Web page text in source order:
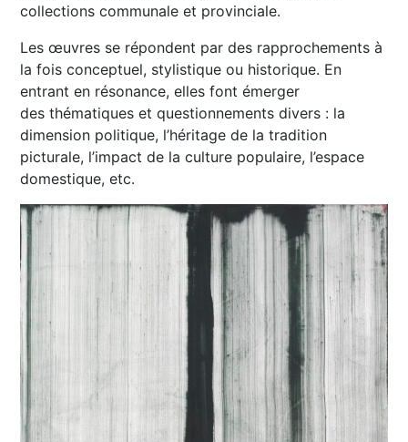
collections communale et provinciale.
Les œuvres se répondent par des rapprochements à
la fois conceptuel, stylistique ou historique. En
entrant en résonance, elles font émerger
des thématiques et questionnements divers : la
dimension politique, l’héritage de la tradition
picturale, l’impact de la culture populaire, l’espace
domestique, etc.